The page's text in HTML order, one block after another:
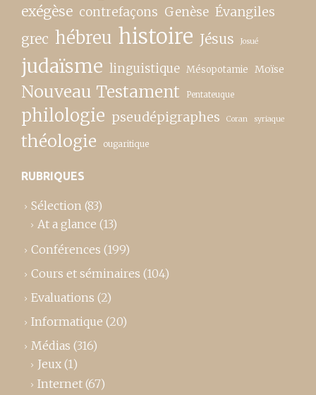
exégèse contrefaçons Genèse Évangiles
grec hébreu histoire Jésus Josué
judaïsme linguistique Mésopotamie Moïse
Nouveau Testament Pentateuque
philologie pseudépigraphes Coran syriaque
théologie ougaritique
RUBRIQUES
Sélection (83)
At a glance (13)
Conférences (199)
Cours et séminaires (104)
Evaluations (2)
Informatique (20)
Médias (316)
Jeux (1)
Internet (67)